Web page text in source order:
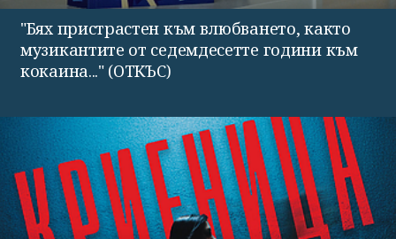
"Бях пристрастен към влюбването, както
музикантите от седемдесетте години към
кокаина..." (ОТКЪС)